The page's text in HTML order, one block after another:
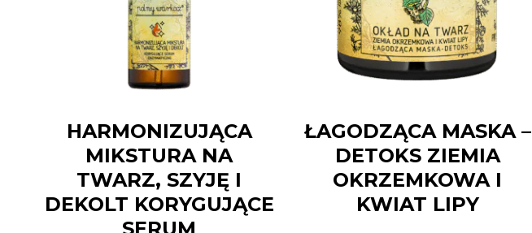
HARMONIZUJĄCA
MIKSTURA NA
TWARZ, SZYJĘ I
DEKOLT KORYGUJĄCE
SERUM
ŁAGODZĄCA MASKA –
DETOKS ZIEMIA
OKRZEMKOWA I
KWIAT LIPY